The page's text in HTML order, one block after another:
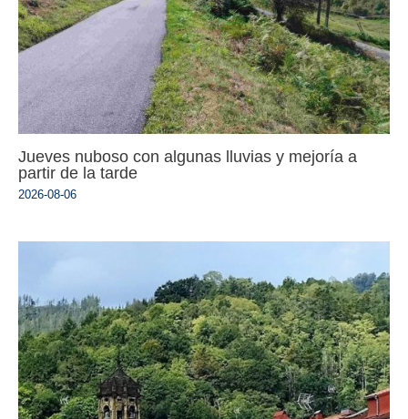
Jueves nuboso con algunas lluvias y mejoría a
partir de la tarde
2026-08-06